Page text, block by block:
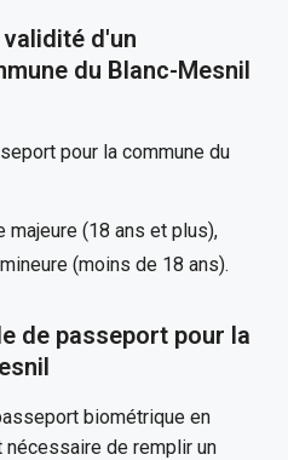
d'un
du Blanc-Mesnil
pour la commune du
majeure (18 ans et plus),
(moins de 18 ans).
de passeport pour la
biométrique en
de remplir un